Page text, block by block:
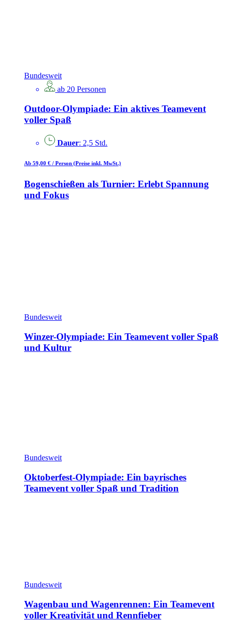
Bundesweit
ab 20 Personen
Outdoor-Olympiade: Ein aktives Teamevent
voller Spaß
Dauer: 2,5 Std.
Ab 59,00 € / Person (Preise inkl. MwSt.)
Bogenschießen als Turnier: Erlebt Spannung
und Fokus
Bundesweit
Winzer-Olympiade: Ein Teamevent voller Spaß
und Kultur
Bundesweit
Oktoberfest-Olympiade: Ein bayrisches
Teamevent voller Spaß und Tradition
Bundesweit
Wagenbau und Wagenrennen: Ein Teamevent
voller Kreativität und Rennfieber